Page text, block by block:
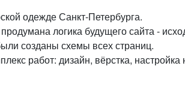
одежде Санкт-Петербурга.
логика будущего сайта -
созданы схемы всех страниц.
работ: дизайн, вёрстка,